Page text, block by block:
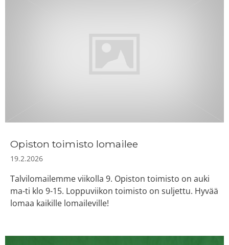
Opiston toimisto lomailee
19.2.2026
Talvilomailemme viikolla 9. Opiston toimisto on auki
ma-ti klo 9-15. Loppuviikon toimisto on suljettu. Hyvää
lomaa kaikille lomaileville!